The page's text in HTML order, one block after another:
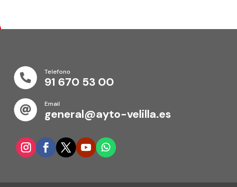

Telefono
91 670 53 00

Email
general@ayto-velilla.es